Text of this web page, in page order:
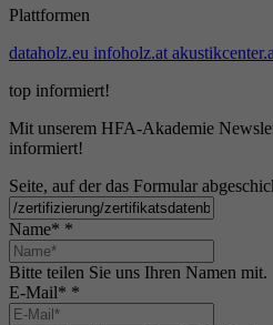
Plattformen
dataholz.eu infoholz.at
top informiert!
Mit unserem HFA-Akademie
informiert!
Seite, auf der das Formular
Name* *
Bitte teilen Sie uns Ihren Namen mit.
E-Mail* *